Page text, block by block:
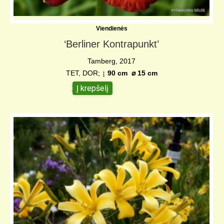
Viendienės
‘Berliner Kontrapunkt’
Tamberg, 2017
TET, DOR; ↨ 90 cm ⌀ 15 cm
10,00€
Į krepšelį